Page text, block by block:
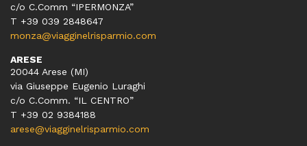
c/o C.Comm “IPERMONZA”
T +39 039 2848647
monza@viagginelrisparmio.com
ARESE
20044 Arese (MI)
via Giuseppe Eugenio Luraghi
c/o C.Comm. “IL CENTRO”
T +39 02 9384188
arese@viagginelrisparmio.com